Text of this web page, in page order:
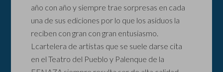
año con año y siempre trae sorpresas en cada
una de sus ediciones por lo que los asiduos la
reciben con gran con gran entusiasmo.
Lcartelera de artistas que se suele darse cita
en el Teatro del Pueblo y Palenque de la